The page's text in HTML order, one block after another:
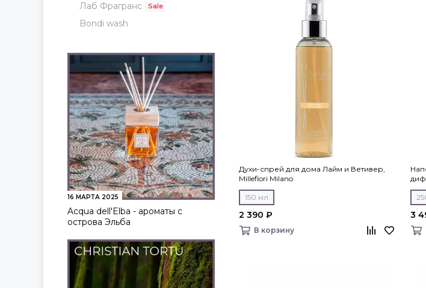
Лаб Фрагранс
Bondi wash
16 МАРТА 2025
Acqua dell'Elba - ароматы с
острова Эльба
Духи-спрей для дома Лайм и Ветивер,
Millefiori Milano
150 мл
2 390 ₽
В корзину
3